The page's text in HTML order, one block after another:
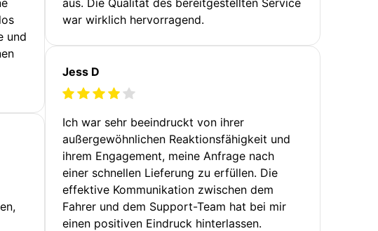
und
war wirklich hervorragend.
Jess D
Ich war sehr beeindruckt von ihrer
außergewöhnlichen Reaktionsfähigkeit und
ihrem Engagement, meine Anfrage nach
einer schnellen Lieferung zu erfüllen. Die
effektive Kommunikation zwischen dem
Fahrer und dem Support-Team hat bei mir
einen positiven Eindruck hinterlassen.